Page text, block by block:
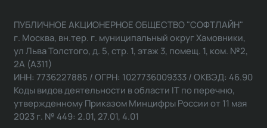
ПУБЛИЧНОЕ АКЦИОНЕРНОЕ ОБЩЕСТВО "СОФТЛАЙН"
г. Москва, вн.тер. г. муниципальный округ Хамовники,
ул Льва Толстого, д. 5, стр. 1, этаж 3, помещ. 1, ком. №2,
2А (А311)
ИНН: 7736227885 / ОГРН: 1027736009333 / ОКВЭД: 46.90
Коды видов деятельности в области IT по перечню,
утвержденному Приказом Минцифры России от 11 мая
2023 г. № 449: 2.01, 27.01, 4.01